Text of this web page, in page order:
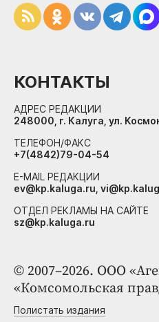
© 2007–2026. ООО
«Комсомольская
Полистать издания
КОНТАКТЫ
АДРЕС РЕДАКЦИИ
248000, г. Калуга, ул.
ТЕЛЕФОН/ФАКС
+7(4842)79-04-54
E-MAIL РЕДАКЦИИ
ev@kp.kaluga.ru,
ОТДЕЛ РЕКЛАМЫ НА САЙТЕ
sz@kp.kaluga.ru